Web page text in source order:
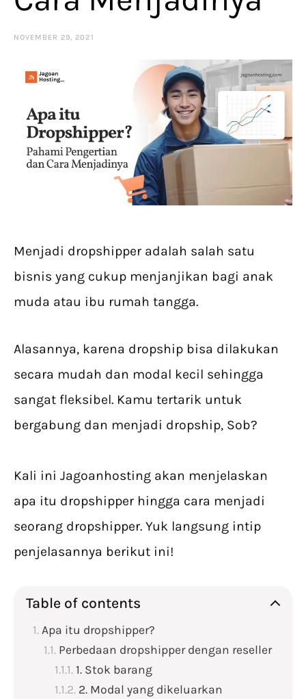
NOVEMBER 29, 2021
Menjadi dropshipper adalah salah satu
bisnis yang cukup menjanjikan bagi anak
muda atau ibu rumah tangga.
Alasannya, karena dropship bisa dilakukan
secara mudah dan modal kecil sehingga
sangat fleksibel. Kamu tertarik untuk
bergabung dan menjadi dropship, Sob?
Kali ini Jagoanhosting akan menjelaskan
apa itu dropshipper hingga cara menjadi
seorang dropshipper. Yuk langsung intip
penjelasannya berikut ini!
Table of contents
Apa itu dropshipper?
Perbedaan dropshipper dengan reseller
1. Stok barang
2. Modal yang dikeluarkan